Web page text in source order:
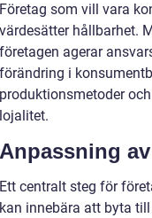
Företag som vill vara
värdesätter hållbarhet.
företagen agerar
förändring i
produktionsmetoder
lojalitet.
Anpassning
Ett centralt steg för
kan innebära att byta